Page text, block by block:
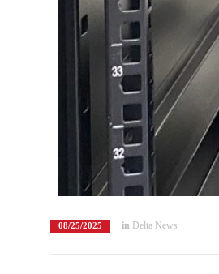
08/25/2025 in Delta News